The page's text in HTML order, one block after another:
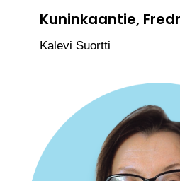
Kuninkaantie,
Kalevi Suortti